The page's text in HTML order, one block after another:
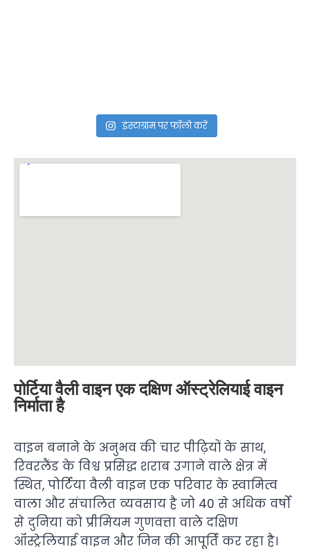
इंस्टाग्राम पर फॉलो करें
पोर्टिया वैली वाइन एक दक्षिण ऑस्ट्रेलियाई वाइन
निर्माता है
वाइन बनाने के अनुभव की चार पीढ़ियों के साथ,
रिवरलैंड के विश्व प्रसिद्ध शराब उगाने वाले क्षेत्र में
स्थित, पोर्टिया वैली वाइन एक परिवार के स्वामित्व
वाला और संचालित व्यवसाय है जो 40 से अधिक वर्षों
से दुनिया को प्रीमियम गुणवत्ता वाले दक्षिण
ऑस्ट्रेलियाई वाइन और जिन की आपूर्ति कर रहा है।